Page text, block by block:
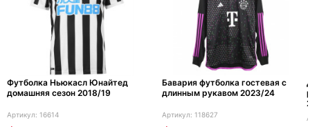
Футболка Ньюкасл Юнайтед
домашняя сезон 2018/19
16614
Бавария футболка гостевая с
длинным рукавом 2023/24
118627